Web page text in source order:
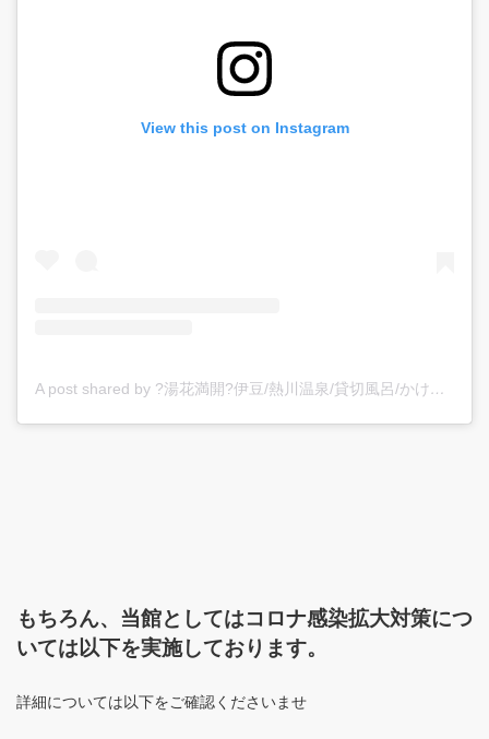
View this post on Instagram
A post shared by ?湯花満開?伊豆/熱川温泉/貸切風呂/かけ流し/カップル/旅館/静岡/海が見える (@yubanamankai)
もちろん、当館としてはコロナ感染拡大対策につ
いては以下を実施しております。
詳細については以下をご確認くださいませ